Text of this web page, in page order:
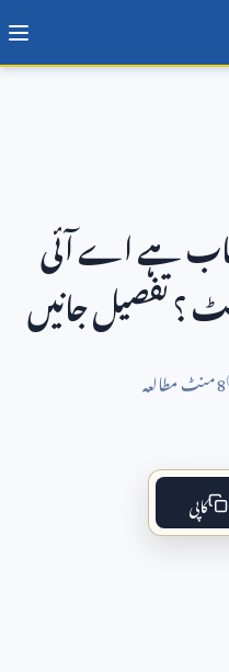
ہے اے آئی
؟ تفصیل جانیں
8 منٹ مطالعہ
کاپی